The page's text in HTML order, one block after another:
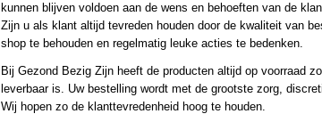
kunnen blijven voldoen aan de wens en behoeften van de
Zijn u als klant altijd tevreden houden door de kwaliteit van
shop te behouden en regelmatig leuke acties te bedenken.
Bij Gezond Bezig Zijn heeft de producten altijd op voorraad
leverbaar is. Uw bestelling wordt met de grootste zorg,
Wij hopen zo de klanttevredenheid hoog te houden.